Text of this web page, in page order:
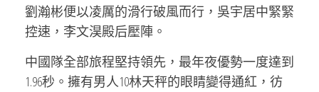
劉瀚彬便以凌厲的滑行破風而行，吳宇居中緊緊
控速，李文淏殿后壓陣。
中國隊全部旅程堅持領先，最年夜優勢一度達到
1.96秒。擁有男人10林天秤的眼睛變得通紅，彷